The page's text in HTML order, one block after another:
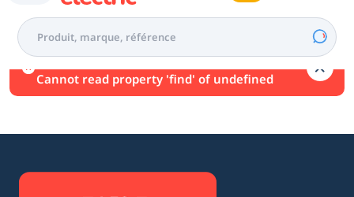
Une erreur est survenue.
Cannot read property 'find' of undefined